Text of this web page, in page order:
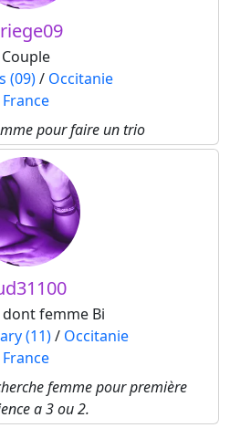
Couple
(09)/ Occitanie
France
pour faire un trio
dont femme Bi
(11)/ Occitanie
France
femme pour première
a 3 ou 2.